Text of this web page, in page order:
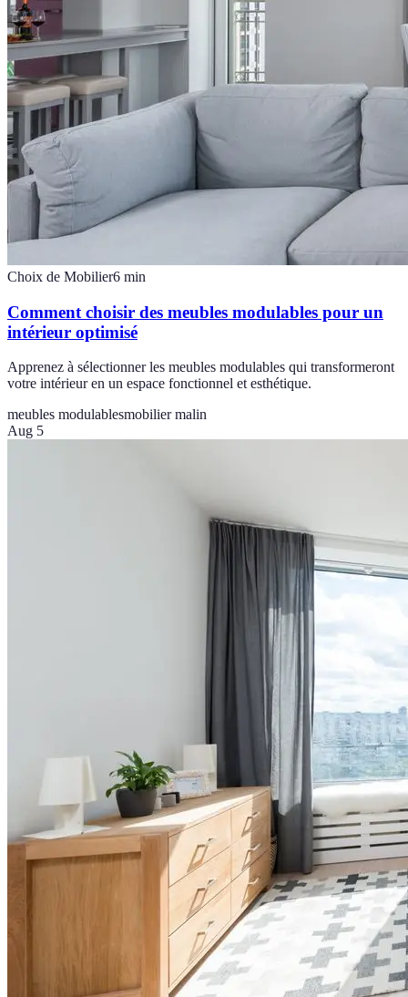
Choix de Mobilier6 min
Comment choisir des meubles modulables pour un
intérieur optimisé
Apprenez à sélectionner les meubles modulables qui transformeront
votre intérieur en un espace fonctionnel et esthétique.
meubles modulablesmobilier malin
Aug 5